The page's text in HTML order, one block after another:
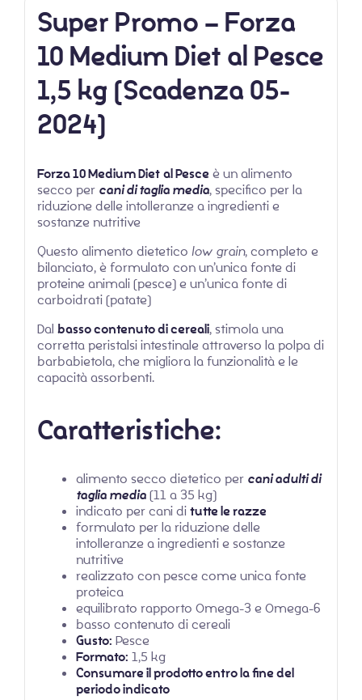
Super Promo – Forza
10 Medium Diet al Pesce
1,5 kg (Scadenza 05-
2024)
Forza 10 Medium Dietal Pesce è un alimento
secco per cani di taglia media, specifico per la
riduzione delle intolleranze a ingredienti e
sostanze nutritive
Questo alimento dietetico low grain, completo e
bilanciato, è formulato con un’unica fonte di
proteine animali (pesce) e un’unica fonte di
carboidrati (patate)
Dal basso contenuto di cereali, stimola una
corretta peristalsi intestinale attraverso la polpa di
barbabietola, che migliora la funzionalità e le
capacità assorbenti.
Caratteristiche:
alimento secco dietetico per cani adulti di
taglia media(11 a 35 kg)
indicato per cani ditutte le razze
formulato per la riduzione delle
intolleranze a ingredienti e sostanze
nutritive
realizzato con pesce come unica fonte
proteica
equilibrato rapporto Omega-3 e Omega-6
basso contenuto di cereali
Gusto: Pesce
Formato: 1,5 kg
Consumare il prodotto entro la fine del
periodo indicato